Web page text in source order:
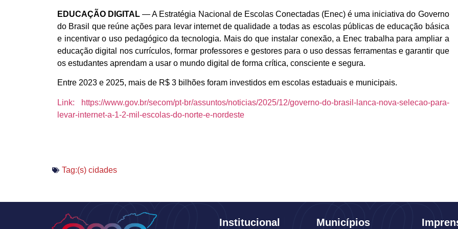
EDUCAÇÃO DIGITAL— A Estratégia Nacional de Escolas Conectadas (Enec) é uma iniciativa do Governo
do Brasil que reúne ações para levar internet de qualidade a todas as escolas públicas de educação básica
e incentivar o uso pedagógico da tecnologia. Mais do que instalar conexão, a Enec trabalha para ampliar a
educação digital nos currículos, formar professores e gestores para o uso dessas ferramentas e garantir que
os estudantes aprendam a usar o mundo digital de forma crítica, consciente e segura.
Entre 2023 e 2025, mais de R$ 3 bilhões foram investidos em escolas estaduais e municipais.
Link: https://www.gov.br/secom/pt-br/assuntos/noticias/2025/12/governo-do-brasil-lanca-nova-selecao-para-
levar-internet-a-1-2-mil-escolas-do-norte-e-nordeste
Tag:(s) cidades
Institucional Municípios